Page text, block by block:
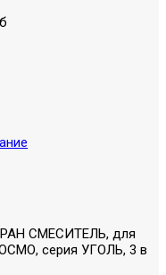
СМЕСИТЕЛЬ, для
серия УГОЛЬ, 3 в